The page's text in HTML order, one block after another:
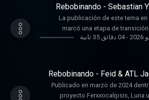
Rebobinando - Sebastian
"Vagabundo" - 08/
La publicación de este tema en
marcó una etapa de
Sebastián
- 04 دقائق 35 ثانية
Rebobinando - Feid & ATL
"Luna" - 07/
Publicado en marzo de 2024
proyecto Ferxxocalipsis, Luna